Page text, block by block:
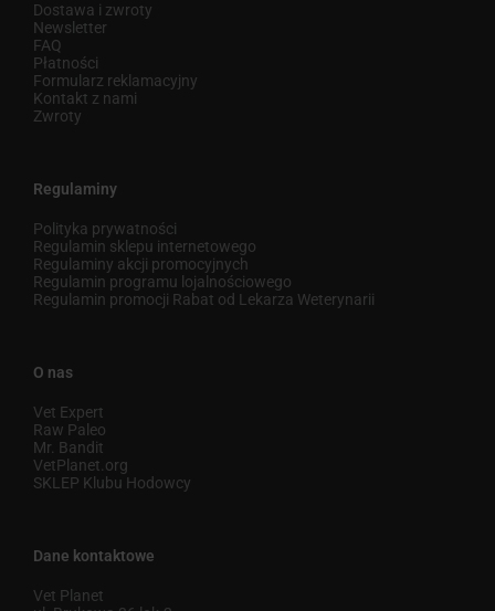
Dostawa i zwroty
Newsletter
FAQ
Płatności
Formularz reklamacyjny
Kontakt z nami
Zwroty
Regulaminy
Polityka prywatności
Regulamin sklepu internetowego
Regulaminy akcji promocyjnych
Regulamin programu lojalnościowego
Regulamin promocji Rabat od Lekarza Weterynarii
O nas
Vet Expert
Raw Paleo
Mr. Bandit
VetPlanet.org
SKLEP Klubu Hodowcy
Dane kontaktowe
Vet Planet